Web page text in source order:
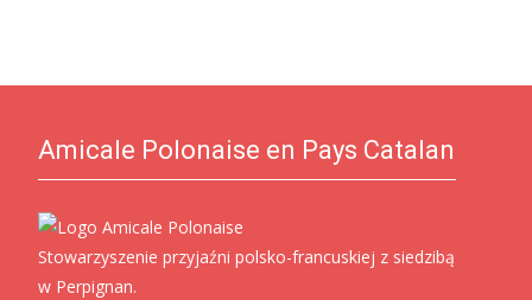
Amicale Polonaise en Pays Catalan
Stowarzyszenie przyjaźni polsko-francuskiej z siedzibą
w Perpignan.